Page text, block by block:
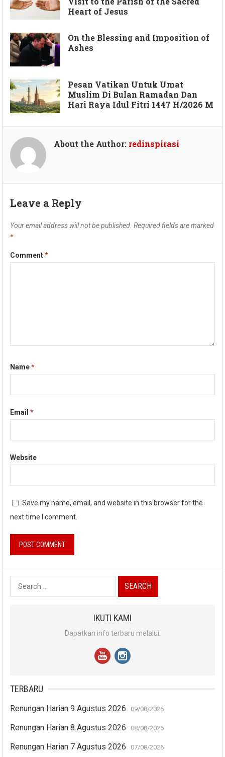
Heart of Jesus
On the Blessing and Imposition of
Ashes
Pesan Vatikan Untuk Umat
Muslim Di Bulan Ramadan Dan
Hari Raya Idul Fitri 1447 H/2026 M
About the Author: redinspirasi
Leave a Reply
Your email address will not be published. Required fields are marked
*
Comment*
Name*
Email*
Website
Save my name, email, and website in this browser for the
next time I comment.
Search
for:
IKUTI KAMI
Dapatkan info terbaru melalui:
TERBARU
Renungan Harian 9 Agustus 2026 09/08/2026
Renungan Harian 8 Agustus 2026 08/08/2026
Renungan Harian 7 Agustus 2026 07/08/2026